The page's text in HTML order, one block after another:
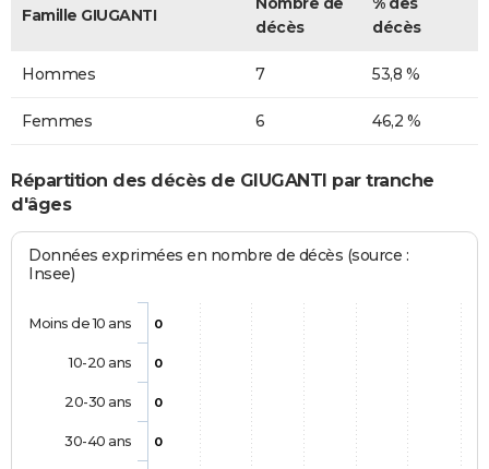
Famille GIUGANTI
décès
décès
Hommes 7 53,8 %
Femmes 6 46,2 %
Répartition des décès de GIUGANTI par tranche
d'âges
Données exprimées en nombre de décès (source :
Insee)
0
0
0
0
Moins de 10 ans
10-20 ans
20-30 ans
30-40 ans